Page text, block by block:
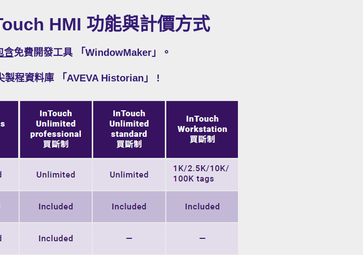
HMI 功能與計價方式
含免費開發工具 「WindowMaker」。
製程資料庫 「AVEVA Historian」 !